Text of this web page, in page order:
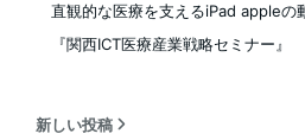
直観的な医療を支えるiPad appleの
『関西ICT医療産業戦略セミナー』
新しい投稿